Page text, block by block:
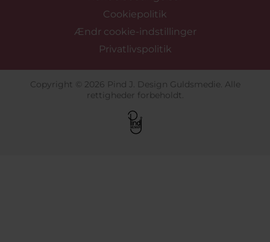
Cookiepolitik
Ændr cookie-indstillinger
Privatlivspolitik
Copyright © 2026 Pind J. Design Guldsmedie. Alle
rettigheder forbeholdt.